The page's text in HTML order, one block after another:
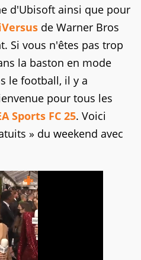
d'Ubisoft ainsi que pour
de Warner Bros
Si vous n'êtes pas trop
la baston en mode
le football, il y a
pour tous les
Sports FC 25. Voici
» du weekend avec